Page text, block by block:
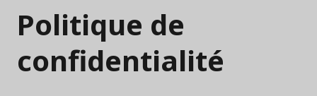
Politique de
confidentialité